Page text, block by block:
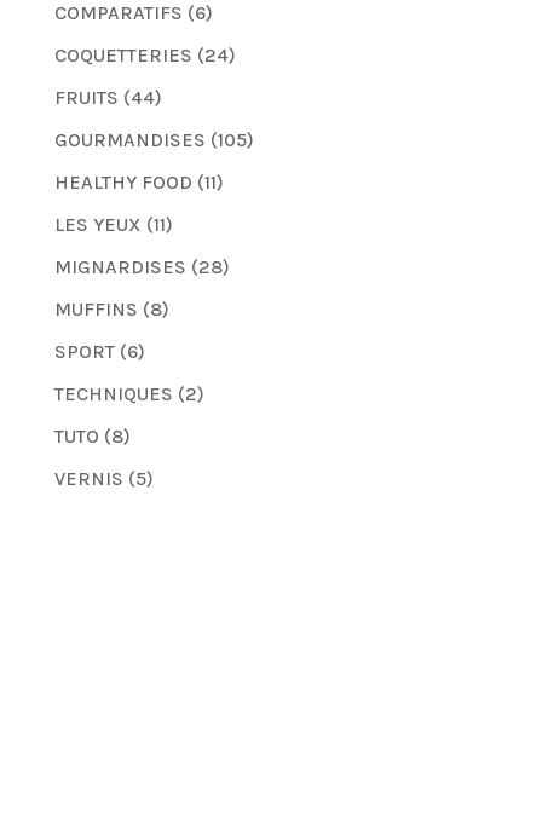
COMPARATIFS (6)
COQUETTERIES (24)
FRUITS (44)
GOURMANDISES (105)
HEALTHY FOOD (11)
LES YEUX (11)
MIGNARDISES (28)
MUFFINS (8)
SPORT(6)
TECHNIQUES (2)
TUTO (8)
VERNIS (5)